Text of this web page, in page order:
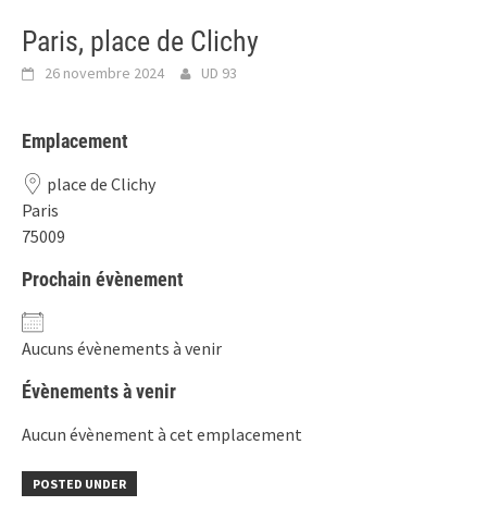
Paris, place de Clichy
26 novembre 2024 UD 93
Emplacement
place de Clichy
Paris
75009
Prochain évènement
Aucuns évènements à venir
Évènements à venir
Aucun évènement à cet emplacement
POSTED UNDER